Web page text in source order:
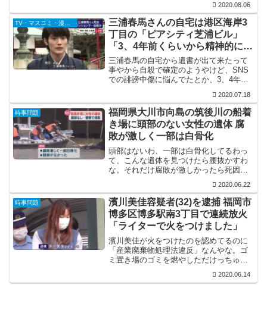
な。こういう無駄に元気で前頭葉が衰え
てすぐにキレる年寄りが一番危ないんや
けど、こういう年寄り...
2020.08.06
三浦春馬さんの自宅は港区海岸3
丁目の「ピアシティ芝浦ビル」
「3、4年前くらいから精神的に不
安定だった」との情報も
三浦春馬の自宅から遺書が出て来たって
事やから自殺で確定のようやけど、SNS
での誹謗中傷に悩んでたとか、3、4年前
色々と悩んでたとか、要するにとてつも
なく真面目な人やったって事なんやろ
な。それにしても、顔も...
2020.07.18
時事問題
福岡県大川市向島の筑後川の船着
き場に頭部のない女性の遺体 腐
敗が激しく一部は白骨化
頭部はないわ、一部は白骨化してるわっ
て、こんな遺体を見つけたら腰抜かすわ
な。それだけ腐敗が激しかったら死因を
身元だけでも特定してあげて欲しいもん
ですな。
2020.06.22
時事問題
濱川美佳容疑者(32)を逮捕 福岡市
博多区博多駅南3丁目で連続放火
「ライターで火をつけました」
濱川美佳が火をつけたのを認めてるのに
「産業廃棄物処理法違反」なんやな。ゴ
ミ置き場のゴミを燃やしただけっちゅう
ぁ。「現住建造物等放火」にならんのや
2020.06.14